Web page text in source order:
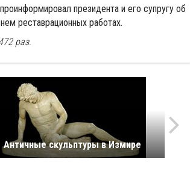
проинформировал президента и его супругу об
реставрационных работах.
раз.
Античные скульптуры в Измире